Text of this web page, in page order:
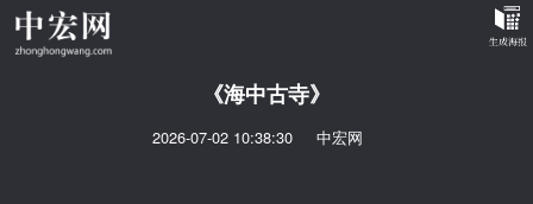
《海中古寺》
2026-07-02 10:38:30 中宏网